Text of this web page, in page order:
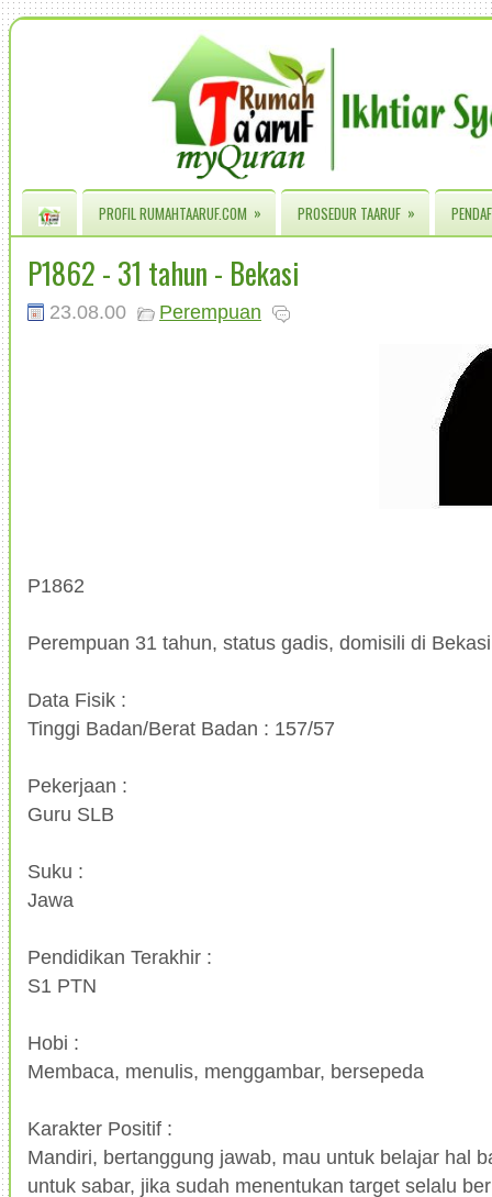
PROFIL RUMAHTAARUF.COM » PROSEDUR TAARUF »
P1862 - 31 tahun - Bekasi
23.08.00 Perempuan
P1862
Perempuan 31 tahun, status gadis, domisili di Bekasi
Data Fisik :
Tinggi Badan/Berat Badan : 157/57
Pekerjaan :
Guru SLB
Suku :
Jawa
Pendidikan Terakhir :
S1 PTN
Hobi :
Membaca, menulis, menggambar, bersepeda
Karakter Positif :
Mandiri, bertanggung jawab, mau untuk belajar hal
untuk sabar, jika sudah menentukan target selalu